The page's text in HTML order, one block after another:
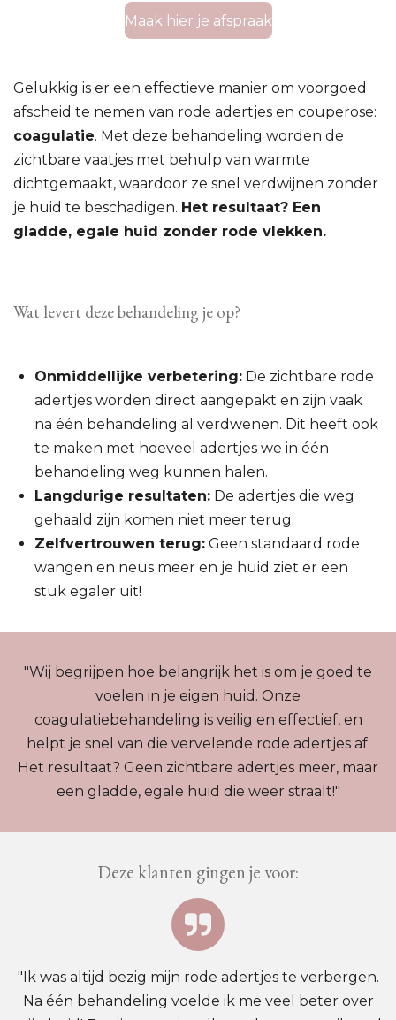
Maak hier je afspraak
Gelukkig is er een effectieve manier om voorgoed
afscheid te nemen van rode adertjes en couperose:
coagulatie. Met deze behandeling worden de
zichtbare vaatjes met behulp van warmte
dichtgemaakt, waardoor ze snel verdwijnen zonder
je huid te beschadigen. Het resultaat? Een
gladde, egale huid zonder rode vlekken.
Wat levert deze behandeling je op?
Onmiddellijke verbetering: De zichtbare rode
adertjes worden direct aangepakt en zijn vaak
na één behandeling al verdwenen. Dit heeft ook
te maken met hoeveel adertjes we in één
behandeling weg kunnen halen.
Langdurige resultaten: De adertjes die weg
gehaald zijn komen niet meer terug.
Zelfvertrouwen terug: Geen standaard rode
wangen en neus meer en je huid ziet er een
stuk egaler uit!
"Wij begrijpen hoe belangrijk het is om je goed te
voelen in je eigen huid. Onze
coagulatiebehandeling is veilig en effectief, en
helpt je snel van die vervelende rode adertjes af.
Het resultaat? Geen zichtbare adertjes meer, maar
een gladde, egale huid die weer straalt!"
Deze klanten gingen je voor:
"Ik was altijd bezig mijn rode adertjes te verbergen.
Na één behandeling voelde ik me veel beter over